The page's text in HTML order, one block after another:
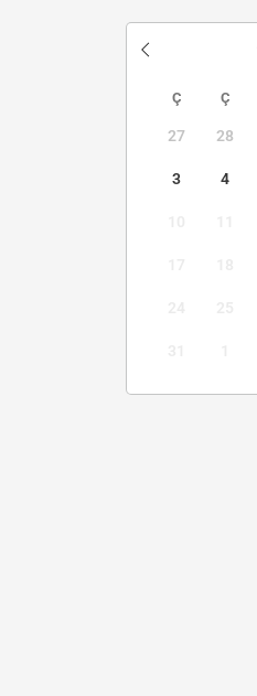
Ç Ç
27 28
3 4